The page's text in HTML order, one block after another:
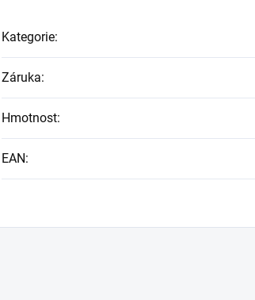
Kategorie:
Záruka:
Hmotnost:
EAN: